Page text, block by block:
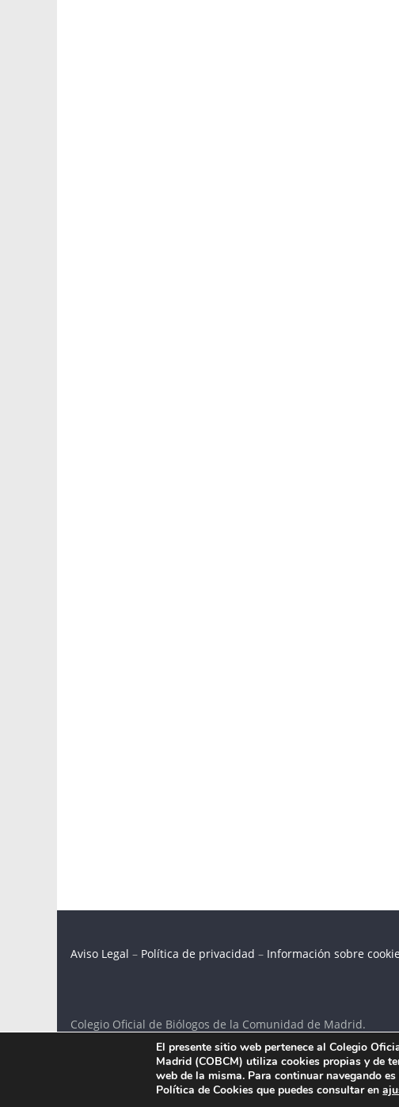
Aviso Legal – Política de privacidad – Información sobre
Colegio Oficial de Biólogos de la Comunidad de Madrid.
C/ Santa Engracia 108, 2º int.izq. 28003 Madrid.
El presente sitio web pertenece al Colegio
Madrid (COBCM) utiliza cookies propias y de
web de la misma. Para continuar navegando
Política de Cookies que puedes consultar en